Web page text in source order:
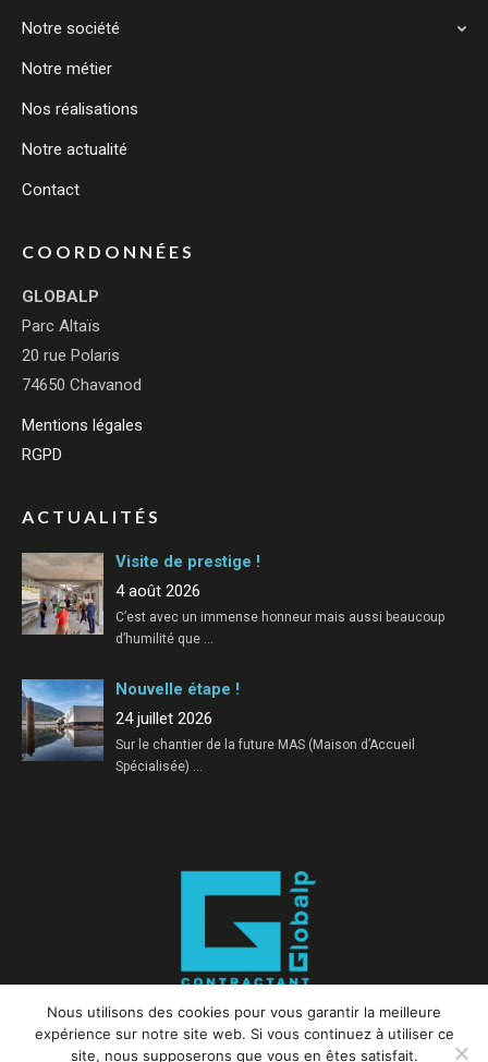
Notre société
Notre métier
Nos réalisations
Notre actualité
Contact
COORDONNÉES
GLOBALP
Parc Altaïs
20 rue Polaris
74650 Chavanod
Mentions légales
RGPD
ACTUALITÉS
Visite de prestige !
4 août 2026
C’est avec un immense honneur mais aussi beaucoup
d’humilité que …
Nouvelle étape !
24 juillet 2026
Sur le chantier de la future MAS (Maison d’Accueil
Spécialisée)
Nous utilisons des cookies pour vous garantir la meilleure
expérience sur notre site web. Si vous continuez à utiliser ce
site, nous supposerons que vous en êtes satisfait.